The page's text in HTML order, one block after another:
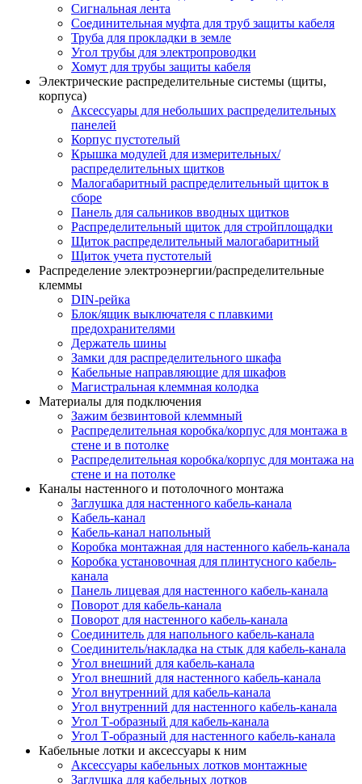
Сигнальная лента
Соединительная муфта для труб защиты кабеля
Труба для прокладки в земле
Угол трубы для электропроводки
Хомут для трубы защиты кабеля
Электрические распределительные системы (щиты,
корпуса)
Аксессуары для небольших распределительных
панелей
Корпус пустотелый
Крышка модулей для измерительных/
распределительных щитков
Малогабаритный распределительный щиток в
сборе
Панель для сальников вводных щитков
Распределительный щиток для стройплощадки
Щиток распределительный малогабаритный
Щиток учета пустотелый
Распределение электроэнергии/распределительные
клеммы
DIN-рейка
Блок/ящик выключателя с плавкими
предохранителями
Держатель шины
Замки для распределительного шкафа
Кабельные направляющие для шкафов
Магистральная клеммная колодка
Материалы для подключения
Зажим безвинтовой клеммный
Распределительная коробка/корпус для монтажа в
стене и в потолке
Распределительная коробка/корпус для монтажа на
стене и на потолке
Каналы настенного и потолочного монтажа
Заглушка для настенного кабель-канала
Кабель-канал
Кабель-канал напольный
Коробка монтажная для настенного кабель-канала
Коробка установочная для плинтусного кабель-
канала
Панель лицевая для настенного кабель-канала
Поворот для кабель-канала
Поворот для настенного кабель-канала
Соединитель для напольного кабель-канала
Соединитель/накладка на стык для кабель-канала
Угол внешний для кабель-канала
Угол внешний для настенного кабель-канала
Угол внутренний для кабель-канала
Угол внутренний для настенного кабель-канала
Угол Т-образный для кабель-канала
Угол Т-образный для настенного кабель-канала
Кабельные лотки и аксессуары к ним
Аксессуары кабельных лотков монтажные
Заглушка для кабельных лотков